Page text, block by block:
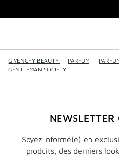
GIVENCHY BEAUTY — PARFUM —
GENTLEMAN SOCIETY
NEWSLETTER
Soyez informé(e) en
produits, des derniers